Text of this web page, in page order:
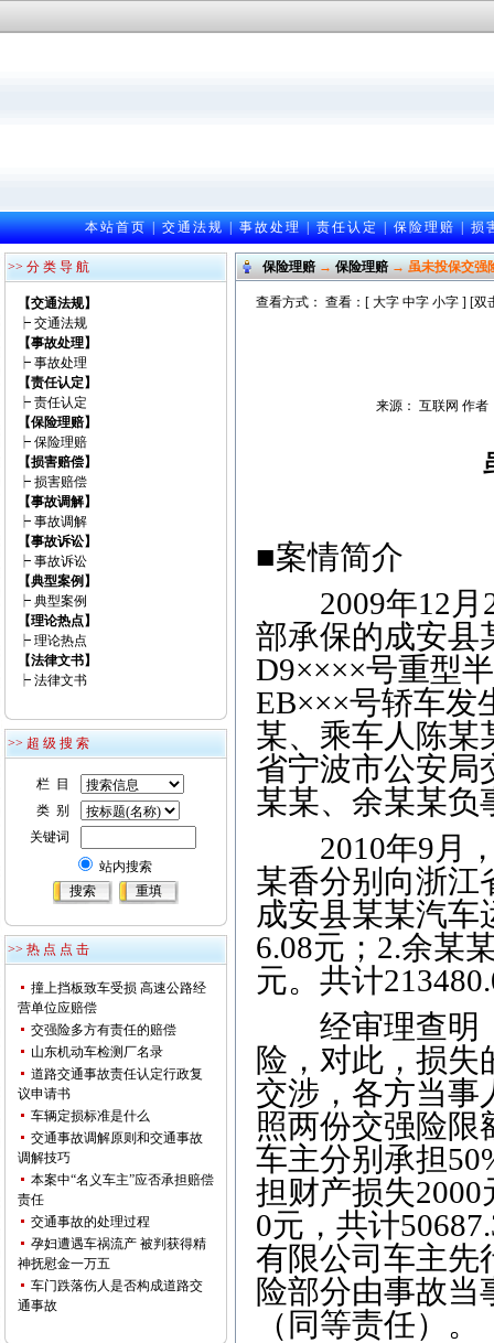
本站首页|交通法规|事故处理|责任认定|保险理赔|损
>> 分 类 导 航
【交通法规】
┝ 交通法规
【事故处理】
┝ 事故处理
【责任认定】
┝ 责任认定
【保险理赔】
┝ 保险理赔
【损害赔偿】
┝ 损害赔偿
【事故调解】
┝ 事故调解
【事故诉讼】
┝ 事故诉讼
【典型案例】
┝ 典型案例
【理论热点】
┝ 理论热点
【法律文书】
┝ 法律文书
>> 超 级 搜 索
栏 目
类 别
关键词
站内搜索
>> 热 点 点 击
撞上挡板致车受损 高速公路经
营单位应赔偿
交强险多方有责任的赔偿
山东机动车检测厂名录
道路交通事故责任认定行政复
议申请书
车辆定损标准是什么
交通事故调解原则和交通事故
调解技巧
本案中“名义车主”应否承担赔偿
责任
交通事故的处理过程
孕妇遭遇车祸流产 被判获得精
神抚慰金一万五
车门跌落伤人是否构成道路交
通事故
保险理赔→保险理赔→ 虽未投保交强
查看方式： 查看：[ 大字 中字 小字] [双
来源： 互联网 作者
■案情简介
2009年12月2
部承保的成安县
D9××××号重型
EB×××号轿车发
某、乘车人陈某
省宁波市公安局
某某、余某某负
2010年9月，
某香分别向浙江
成安县某某汽车
6.08元；2.余某
元。共计
经审理查明，
险，对此，损失
交涉，各方当事
照两份交强险限
车主分别承担
担财产损失
0元，共计
有限公司车主先
险部分由事故当
（同等责任）。